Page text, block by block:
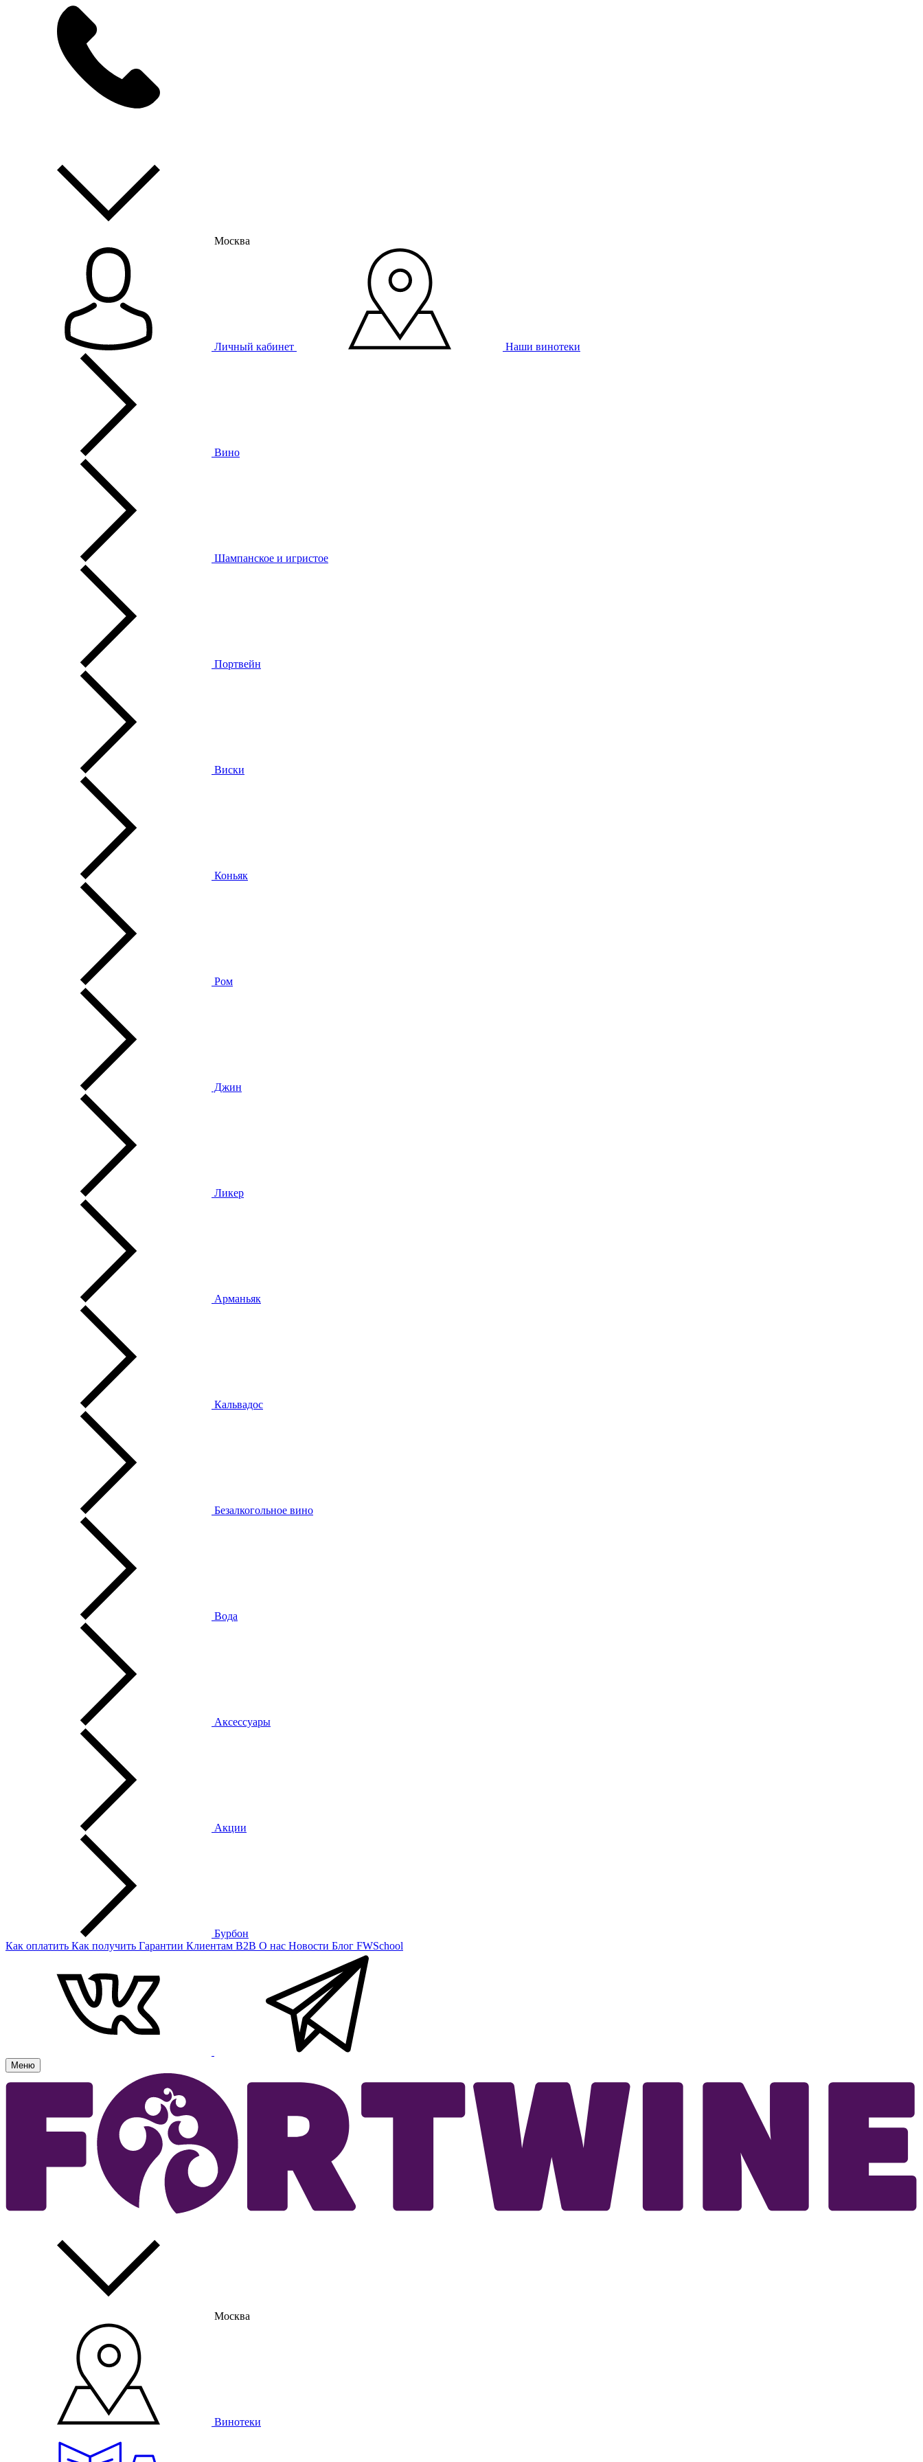
Москва
Личный кабинет Наши винотеки
Вино
Шампанское и игристое
Портвейн
Виски
Коньяк
Ром
Джин
Ликер
Арманьяк
Кальвадос
Безалкогольное вино
Вода
Аксессуары
Акции
Бурбон
Как оплатить Как получить Гарантии Клиентам B2B О нас Новости Блог FWSchool
Меню
Москва
Винотеки